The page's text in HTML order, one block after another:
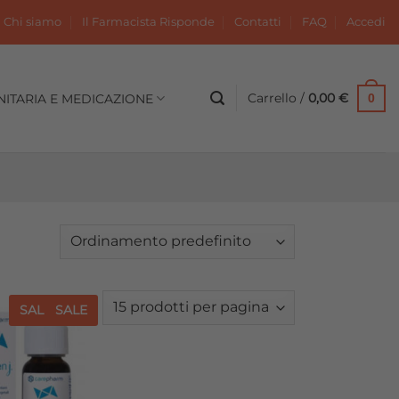
Chi siamo Il Farmacista Risponde Contatti FAQ Accedi
E MEDICAZIONE Carrello / 0,00€ 0
SALE SALE
alla lista
desideri